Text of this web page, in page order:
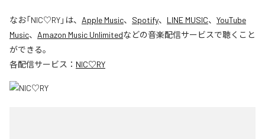
なお「NIC♡RY」は、 Apple Music、 Spotify、 LINE MUSIC、 YouTube
Music、 Amazon Music Unlimitedなどの音楽配信サービスで聴くこと
ができる。
各配信サービス： NIC♡RY